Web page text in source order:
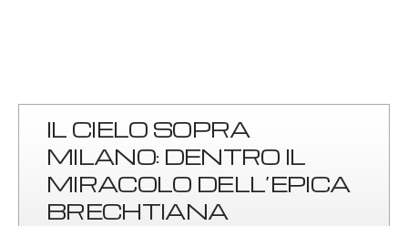
IL CIELO SOPRA
MILANO: DENTRO IL
MIRACOLO DELL’EPICA
BRECHTIANA